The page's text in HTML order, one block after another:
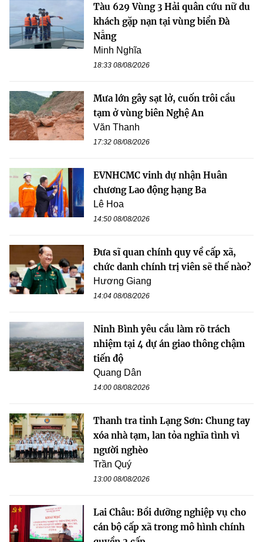
Tàu 629 Vùng 3 Hải quân cứu nữ du
khách gặp nạn tại vùng biển Đà
Nẵng
Minh Nghĩa
18:33 08/08/2026
Mưa lớn gây sạt lở, cuốn trôi cầu
tạm ở vùng biên Nghệ An
Văn Thanh
17:32 08/08/2026
EVNHCMC vinh dự nhận Huân
chương Lao động hạng Ba
Lê Hoa
14:50 08/08/2026
Đưa sĩ quan chính quy về cấp xã,
chức danh chính trị viên sẽ thế nào?
Hương Giang
14:04 08/08/2026
Ninh Bình yêu cầu làm rõ trách
nhiệm tại 4 dự án giao thông chậm
tiến độ
Quang Dân
14:00 08/08/2026
Thanh tra tỉnh Lạng Sơn: Chung tay
xóa nhà tạm, lan tỏa nghĩa tình vì
người nghèo
Trần Quý
13:00 08/08/2026
Lai Châu: Bồi dưỡng nghiệp vụ cho
cán bộ cấp xã trong mô hình chính